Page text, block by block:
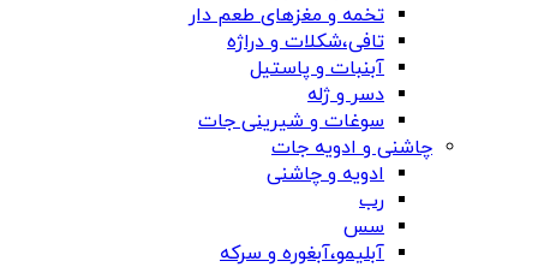
تخمه و مغزهای طعم دار
تافی،شکلات و دراژه
آبنبات و پاستیل
دسر و ژله
سوغات و شیرینی جات
چاشنی و ادویه جات
ادویه و چاشنی
رب
سس
آبلیمو،آبغوره و سرکه